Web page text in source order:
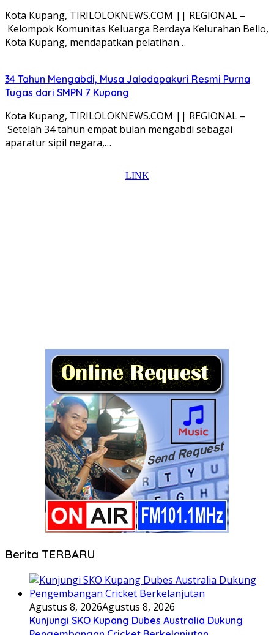
Kota Kupang, TIRILOLOKNEWS.COM || REGIONAL –
Kelompok Komunitas Keluarga Berdaya Kelurahan Bello,
Kota Kupang, mendapatkan pelatihan…
34 Tahun Mengabdi, Musa Jaladapakuri Resmi Purna
Tugas dari SMPN 7 Kupang
Kota Kupang, TIRILOLOKNEWS.COM || REGIONAL –
Setelah 34 tahun empat bulan mengabdi sebagai
aparatur sipil negara,…
Berita TERBARU
Agustus 8, 2026Agustus 8, 2026
Kunjungi SKO Kupang Dubes Australia Dukung